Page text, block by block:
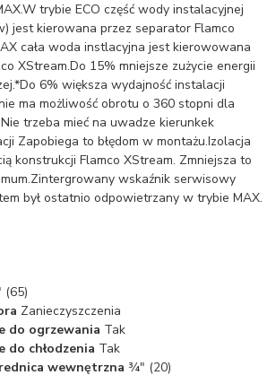
trybie ECO część wody instalacyjnej
jest kierowana przez separator Flamco
cała woda instlacyjna jest kierowowana
XStream.Do 15% mniejsze zużycie energii
6% większa wydajność instalacji
ma możliwość obrotu o 360 stopni dla
trzeba mieć na uwadze kierunkek
Zapobiega to błędom w montażu.Izolacja
konstrukcji Flamco XStream. Zmniejsza to
wskaźnik serwisowy
był ostatnio odpowietrzany w trybie MAX.
Zanieczyszczenia
do ogrzewania Tak
do chłodzenia Tak
wewnętrzna ¾" (20)